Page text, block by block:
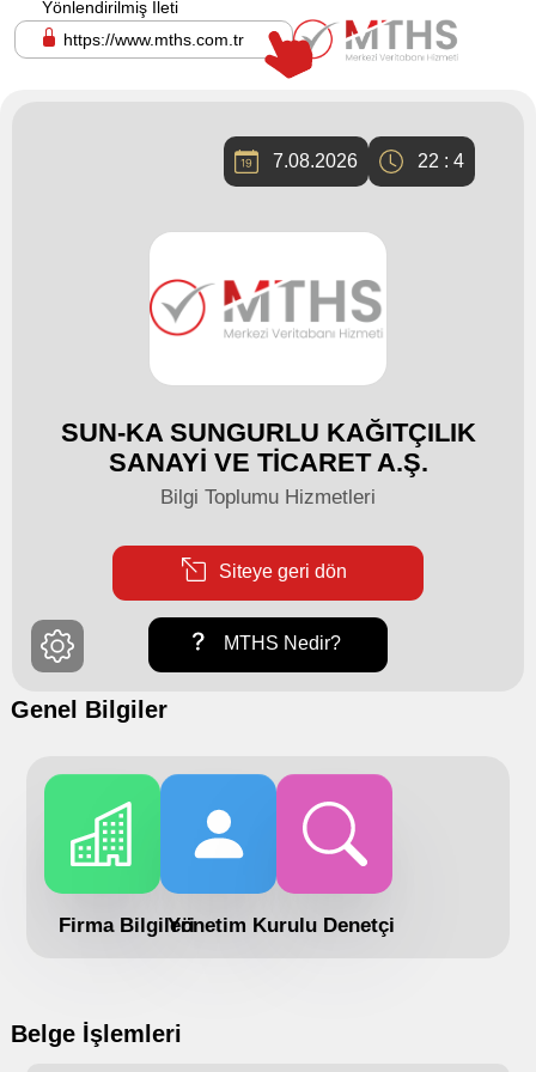
https://www.mths.com.tr
Yönlendirilmiş İleti
7.08.2026 22 : 4
SUN-KA SUNGURLU KAĞITÇILIK
SANAYİ VE TİCARET A.Ş.
Bilgi Toplumu Hizmetleri
Siteye geri dön
MTHS Nedir?
Genel Bilgiler
Firma BilgileriYönetim Kurulu Denetçi
Belge İşlemleri